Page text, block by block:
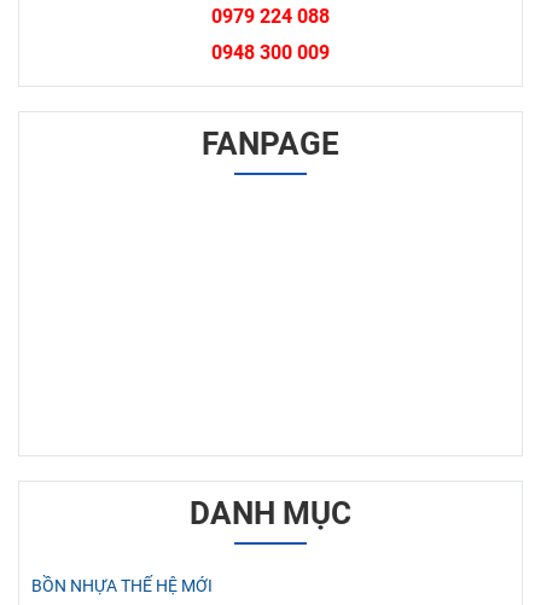
0979 224 088
0948 300 009
FANPAGE
DANH MỤC
BỒN NHỰA THẾ HỆ MỚI